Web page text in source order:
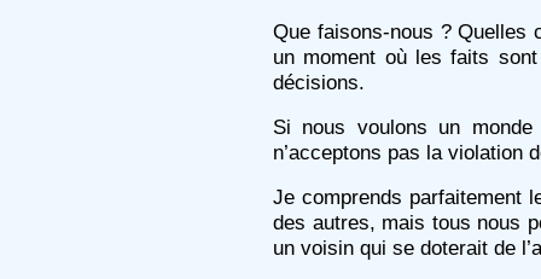
Que faisons-nous ? Quelles
un moment où les faits
décisions.
Si nous voulons un
n’acceptons pas la violation
Je comprends parfaitement
des autres, mais tous nous
un voisin qui se doterait de